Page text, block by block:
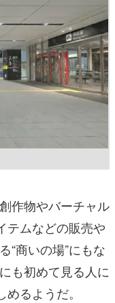
作物やバーチャル
テムなどの販売や
“商いの場”にもな
も初めて見る人に
るようだ。